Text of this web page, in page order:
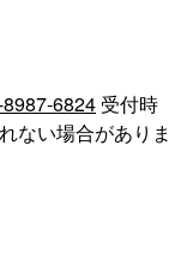
6824 受付時
ない場合がありま